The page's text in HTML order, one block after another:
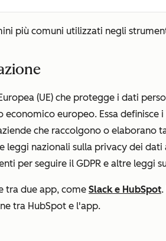
più comuni utilizzati negli
(UE) che protegge i dati
economico europeo. Essa definisce
che raccolgono o elaborano
leggi nazionali sulla privacy dei dati
per seguire il GDPR e altre leggi
tra due app, come Slack e HubSpot
tra HubSpot e l'app.